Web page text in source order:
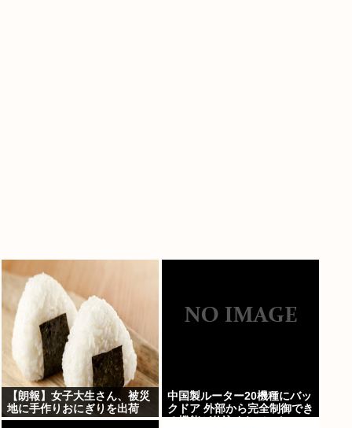
【朗報】女子大生さん、被災
地に手作りおにぎりを出荷
中国製ルーター20機種にバッ
クドア 外部から完全制御でき